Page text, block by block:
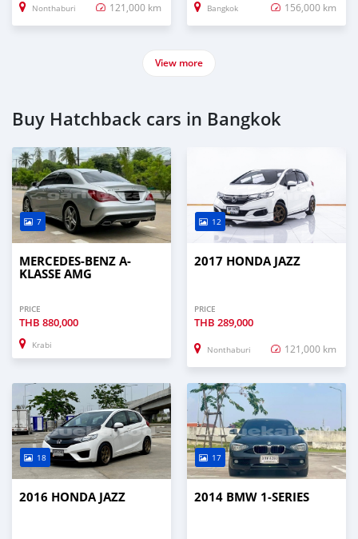
Nonthaburi 121,000 km Bangkok 156,000 km
View more
Buy Hatchback cars in Bangkok
7
MERCEDES-BENZ A-
KLASSE AMG
PRICE
THB 880,000
Krabi
12
2017 HONDA JAZZ
PRICE
THB 289,000
Nonthaburi 121,000 km
18
2016 HONDA JAZZ
17
2014 BMW 1-SERIES